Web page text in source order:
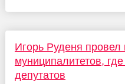
Игорь Руденя провел
муниципалитетов,
депутатов